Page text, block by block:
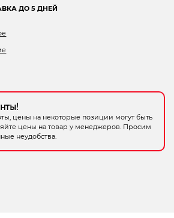
ДО 5 ДНЕЙ
цены на некоторые позиции могут быть
цены на товар у менеджеров. Просим
неудобства.